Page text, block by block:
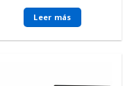
Leer más